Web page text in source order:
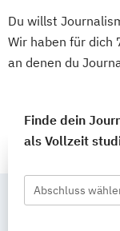
Du willst
Wir haben für dich
an denen du
Finde dein
als Vollzeit
Abschluss